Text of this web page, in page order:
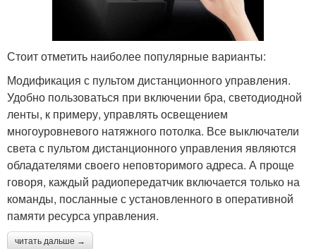
Стоит отметить наиболее популярные варианты:
Модификация с пультом дистанционного управления.
Удобно пользоваться при включении бра, светодиодной
ленты, к примеру, управлять освещением
многоуровневого натяжного потолка. Все выключатели
света с пультом дистанционного управления являются
обладателями своего неповторимого адреса. А проще
говоря, каждый радиопередатчик включается только на
команды, посланные с установленного в оперативной
памяти ресурса управления.
читать дальше →